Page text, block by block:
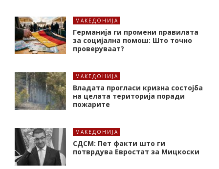
МАКЕДОНИЈА
Германија ги промени правилата
за социјална помош: Што точно
проверуваат?
МАКЕДОНИЈА
Владата прогласи кризна состојба
на целата територија поради
пожарите
МАКЕДОНИЈА
СДСМ: Пет факти што ги
потврдува Евростат за Мицкоски